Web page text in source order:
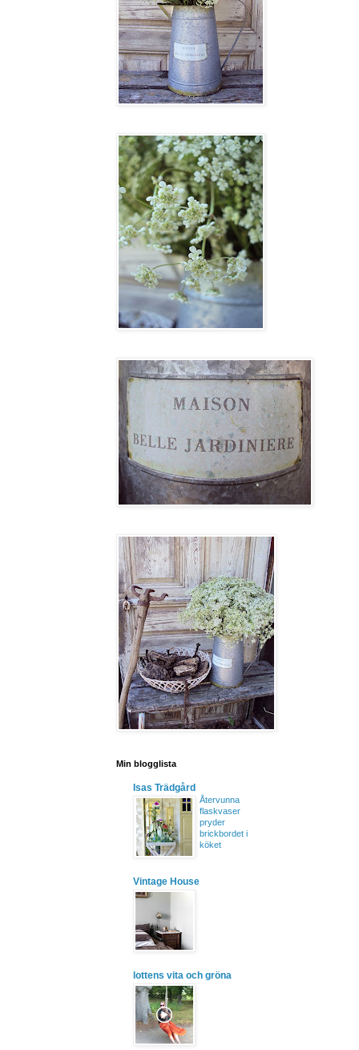
Min blogglista
Isas Trädgård
Återvunna
flaskvaser
pryder
brickbordet i
köket
Vintage House
lottens vita och gröna